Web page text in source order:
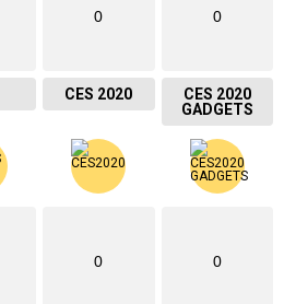
0
CES 2020
0
CES 2020
GADGETS
0 0